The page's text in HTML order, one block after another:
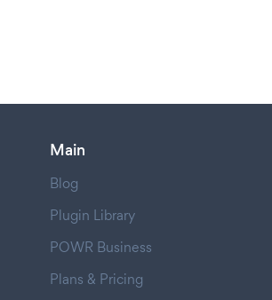
Main
Blog
Plugin Library
POWR Business
Plans & Pricing